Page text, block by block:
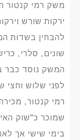
משק רמי קנטור
ירקות שורש
להבחין בשדות
שונים, סלרי,
לפני שלוש וחצי
רמי קנטור,
שמוכר כ"שוק
בימי שישי אך